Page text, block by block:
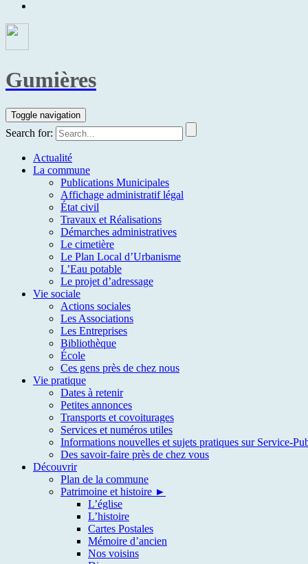
Gumières
Toggle navigation
Search for:
Actualité
La commune
Publications Municipales
Affichage administratif légal
État civil
Travaux et Réalisations
Démarches administratives
Le cimetière
Le Plan Local d’Urbanisme
L’Eau potable
Le projet d’adressage
Vie sociale
Actions sociales
Les Associations
Les Entreprises
Bibliothèque
École
Ces gens près de chez nous
Vie pratique
Dates à retenir
Petites annonces
Transports et covoiturages
Services et numéros utiles
Informations nouvelles et sujets pratiques sur Service-
Des savoir-faire près de chez vous
Découvrir
Plan de la commune
Patrimoine et histoire ►
L’église
L’histoire
Cartes Postales
Mémoire d’ancien
Nos voisins